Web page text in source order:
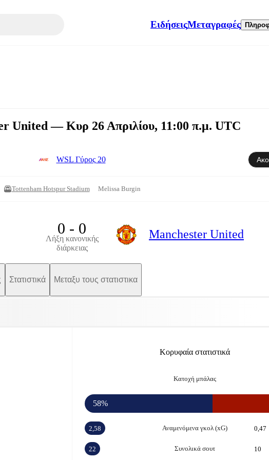
ΕιδήσειςΜεταγραφές
United — Κυρ 26 Απριλίου, 11:00 π.μ. UTC
WSL Γύρος 20
Tottenham Hotspur Stadium Melissa Burgin
0 - 0
Λήξη κανονικής
διάρκειας
Manchester United
Στατιστικά Μεταξυ τους στατιστικα
Κορυφαία στατιστικά
Κατοχή μπάλας
58%
Αναμενόμενα γκολ (xG)
2,58 0,47
Συνολικά σουτ
22 10